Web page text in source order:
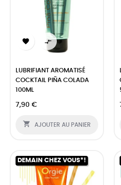
 
LUBRIFIANT AROMATISÉ
COCKTAIL PIÑA COLADA
100ML
7,90 €
 AJOUTER AU PANIER
DEMAIN CHEZ VOUS*!